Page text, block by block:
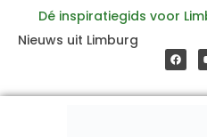
Dé inspiratiegids voor
Nieuws uit Limburg
a
c
e
o
o